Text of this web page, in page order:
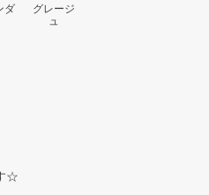
ダ
グレージ
ュ
☆